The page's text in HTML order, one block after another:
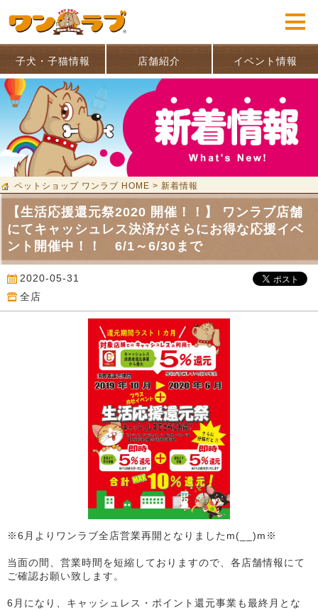
子犬・子猫情報 店舗紹介 イベント情報
ペットショップ ワンラブ HOME > 新着情報
【生活応援還元祭2020 開催！！】 ワンラブ店舗
にてキャッシュレス決済がさらにお得な応援イベ
ント開催中！！ 6/1～6/30まで
2020-05-31
全店
※6月よりワンラブ全店営業再開となりましたm(__)m※
当面の間、営業時間を短縮しておりますので、各店舗情報にて
ご確認お願い致します。
6月になり、キャッシュレス・ポイント還元事業も最終月とな